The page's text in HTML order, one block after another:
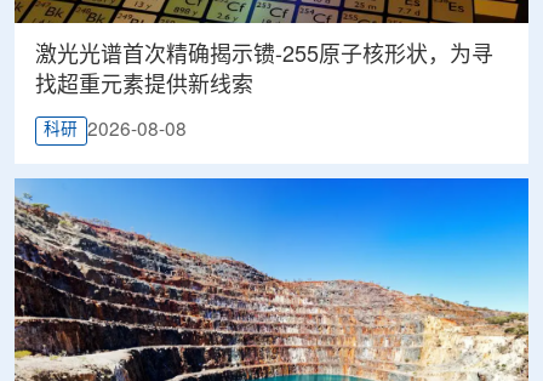
激光光谱首次精确揭示镄-255原子核形状，为寻
找超重元素提供新线索
科研 2026-08-08